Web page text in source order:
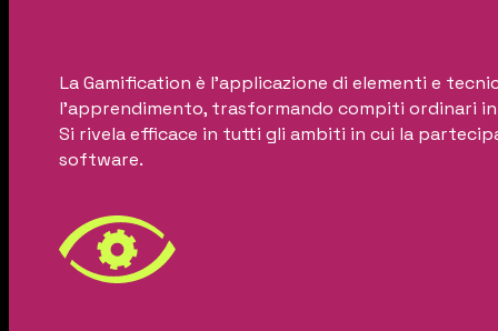
La Gamification è l’applicazione di elementi e
l’apprendimento, trasformando compiti ordinari
Si rivela efficace in tutti gli ambiti in cui la
software.